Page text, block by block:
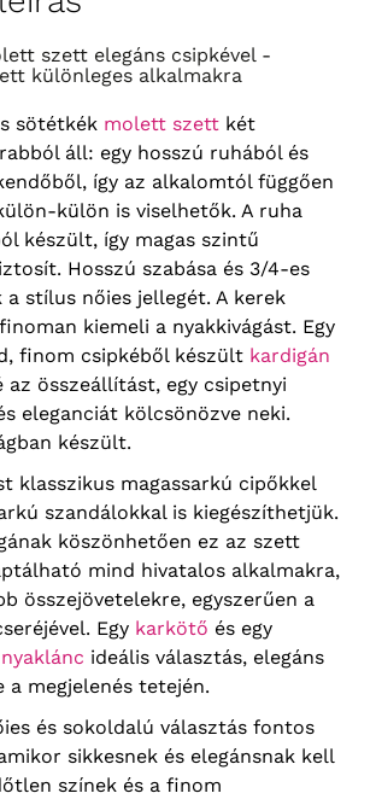
41 cm
mell körülfoga 144 cm, csípőkör
164 cm, hossz 140 cm, ujjhossz
, bicepsz
mellkörbe 148 cm, csípőkör
168 cm , hossz 142 cm, ujjhossz
44 cm , bicepsz 56 cm
különleges alkalmakra
sötétkék molett szettkét
áll: egy hosszú ruhából és
így az alkalomtól függően
külön is viselhetők. A ruha
készült, így magas szintű
Hosszú szabása és 3/4-es
a stílus nőies jellegét. A kerek
kiemeli a nyakkivágást. Egy
finom csipkéből készült kardigán
az összeállítást, egy csipetnyi
eleganciát kölcsönözve neki.
készült.
klasszikus magassarkú cipőkkel
szandálokkal is kiegészíthetjük.
köszönhetően ez az szett
mind hivatalos alkalmakra,
összejövetelekre, egyszerűen a
Egy karkötő és egy
nyaklánc ideális választás, elegáns
a megjelenés tetején.
és sokoldalú választás fontos
sikkesnek és elegánsnak kell
színek és a finom